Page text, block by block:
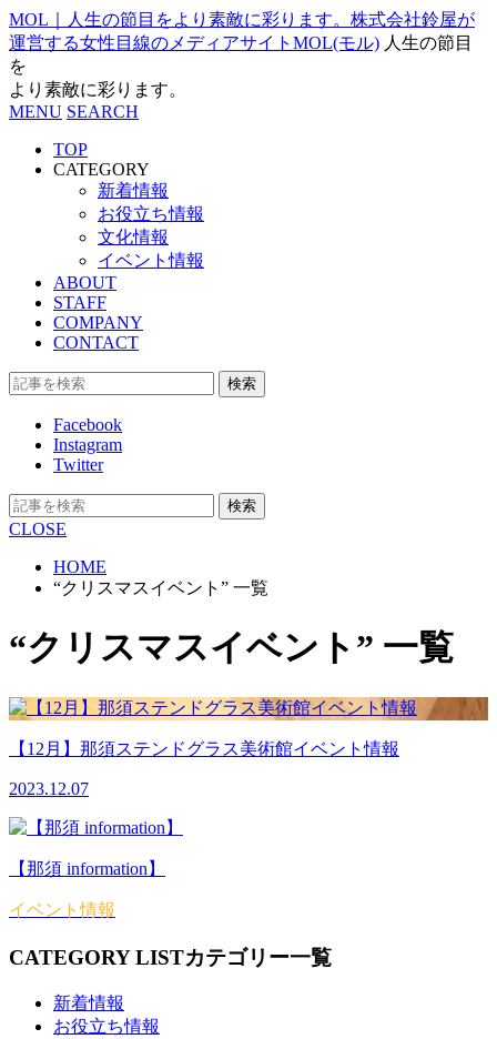
MOL｜人生の節目をより素敵に彩ります。株式会社鈴屋が
運営する女性目線のメディアサイトMOL(モル) 人生の節目
を
より素敵に彩ります。
MENU SEARCH
TOP
CATEGORY
新着情報
お役立ち情報
文化情報
イベント情報
ABOUT
STAFF
COMPANY
CONTACT
検索
Facebook
Instagram
Twitter
検索
CLOSE
HOME
“クリスマスイベント” 一覧
“クリスマスイベント” 一覧
【12月】那須ステンドグラス美術館イベント情報
2023.12.07
【那須 information】
イベント情報
CATEGORY LISTカテゴリー一覧
新着情報
お役立ち情報